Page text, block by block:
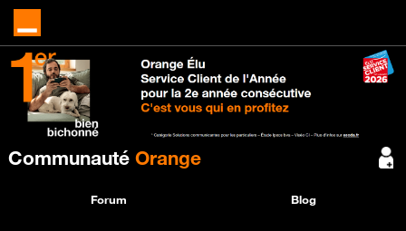
Communauté Orange
Forum Blog